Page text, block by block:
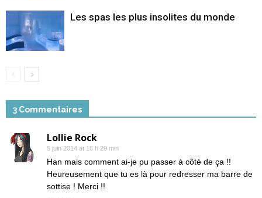
Les spas les plus insolites du monde
3 Commentaires
Lollie Rock
5 juin 2014 at 16 h 29 min
Han mais comment ai-je pu passer à côté de ça !!
Heureusement que tu es là pour redresser ma barre de
sottise ! Merci !!